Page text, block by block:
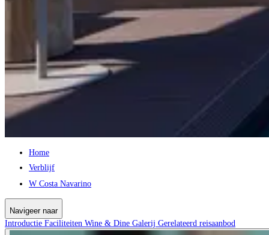
Home
Verblijf
W Costa Navarino
Navigeer naar
Introductie Faciliteiten Wine & Dine Galerij Gerelateerd reisaanbod